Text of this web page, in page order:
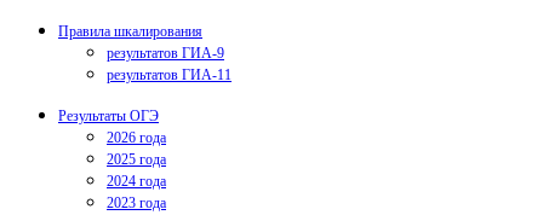
Правила шкалирования
результатов ГИА-9
результатов ГИА-11
Результаты ОГЭ
2026 года
2025 года
2024 года
2023 года